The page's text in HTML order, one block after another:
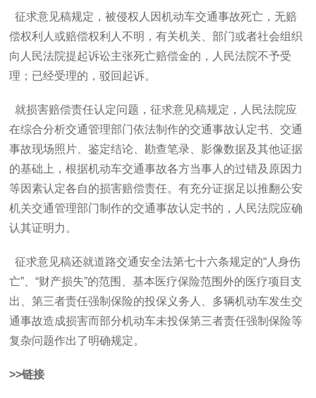
征求意见稿规定，被侵权人因机动车交通事故死亡，无赔
偿权利人或赔偿权利人不明，有关机关、部门或者社会组织
向人民法院提起诉讼主张死亡赔偿金的，人民法院不予受
理；已经受理的，驳回起诉。
就损害赔偿责任认定问题，征求意见稿规定，人民法院应
在综合分析交通管理部门依法制作的交通事故认定书、交通
事故现场照片、鉴定结论、勘查笔录、影像数据及其他证据
的基础上，根据机动车交通事故各方当事人的过错及原因力
等因素认定各自的损害赔偿责任。有充分证据足以推翻公安
机关交通管理部门制作的交通事故认定书的，人民法院应确
认其证明力。
征求意见稿还就道路交通安全法第七十六条规定的“人身伤
亡”、“财产损失”的范围、基本医疗保险范围外的医疗项目支
出、第三者责任强制保险的投保义务人、多辆机动车发生交
通事故造成损害而部分机动车未投保第三者责任强制保险等
复杂问题作出了明确规定。
>>链接